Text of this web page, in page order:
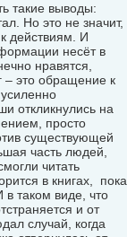
такие выводы:
Но это не значит,
действиям. И
несёт в
нравятся,
– это обращение к
откликнулись на
просто
существующей
часть людей,
читать
в книгах, пока
таком виде, что
и от
случай, когда